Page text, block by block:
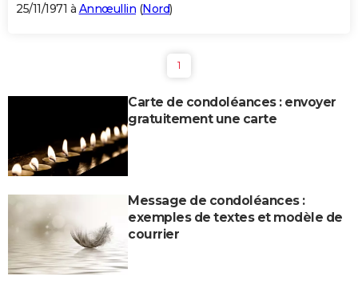
25/11/1971 à Annœullin (Nord)
1
Carte de condoléances : envoyer
gratuitement une carte
Message de condoléances :
exemples de textes et modèle de
courrier